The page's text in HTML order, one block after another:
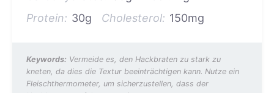
Protein: 30g Cholesterol: 150mg
Keywords: Vermeide es, den Hackbraten zu stark zu
kneten, da dies die Textur beeinträchtigen kann. Nutze ein
Fleischthermometer, um sicherzustellen, dass der